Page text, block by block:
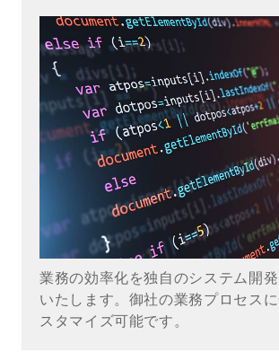
業務の効率化を独自のシステム開
いたします。御社の業務プロセス
スタマイズ可能です。